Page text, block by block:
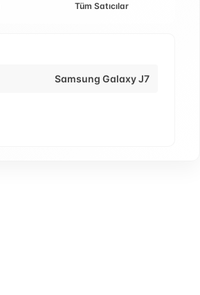
Tüm Satıcılar
Samsung Galaxy J7